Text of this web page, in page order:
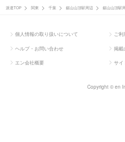
派遣TOP 関東 千葉 鋸山山頂駅周辺 鋸山山頂駅
個人情報の取り扱いについて ご利
ヘルプ・お問い合わせ 掲載
エン会社概要 サイ
Copyright © en